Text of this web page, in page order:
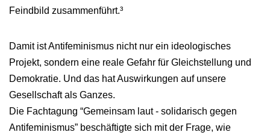
Feindbild zusammenführt.³
Damit ist Antifeminismus nicht nur ein ideologisches
Projekt, sondern eine reale Gefahr für Gleichstellung und
Demokratie. Und das hat Auswirkungen auf unsere
Gesellschaft als Ganzes.
Die Fachtagung “Gemeinsam laut - solidarisch gegen
Antifeminismus” beschäftigte sich mit der Frage, wie